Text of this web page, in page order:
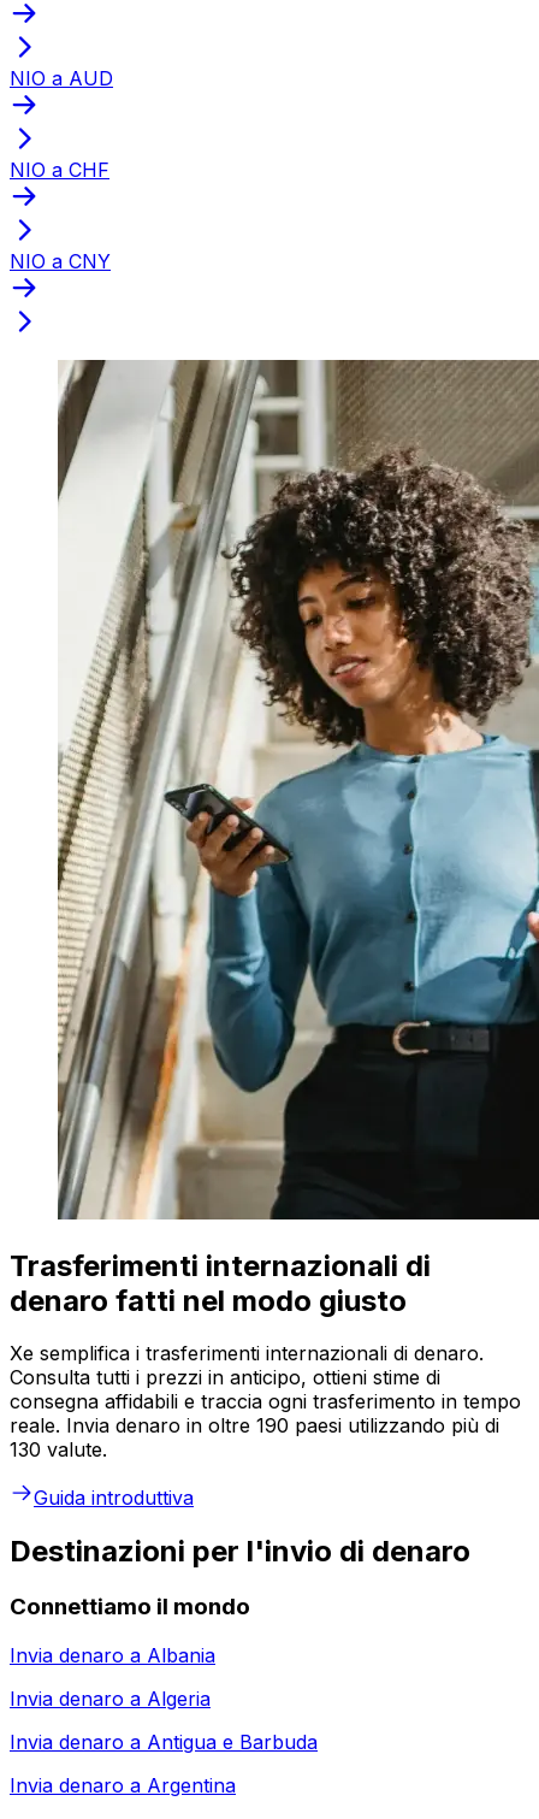
NIO a AUD
NIO a CHF
NIO a CNY
Trasferimenti internazionali di
denaro fatti nel modo giusto
Xe semplifica i trasferimenti internazionali di denaro.
Consulta tutti i prezzi in anticipo, ottieni stime di
consegna affidabili e traccia ogni trasferimento in tempo
reale. Invia denaro in oltre 190 paesi utilizzando più di
130 valute.
Guida introduttiva
Destinazioni per l'invio di denaro
Connettiamo il mondo
Invia denaro a Albania
Invia denaro a Algeria
Invia denaro a Antigua e Barbuda
Invia denaro a Argentina